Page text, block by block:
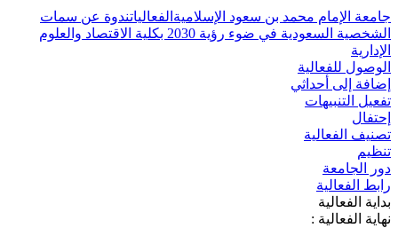
جامعة الإمام محمد بن سعود الإسلامية الفعالياتندوة عن سمات
الشخصية السعودية في ضوء رؤية 2030 بكلية الاقتصاد والعلوم
الإدارية
الوصول للفعالية
إضافة إلى أحداثي
تفعيل التنبيهات
إحتفال
تصنيف الفعالية
تنظيم
دور الجامعة
رابط الفعالية
بداية الفعالية
نهاية الفعالية :